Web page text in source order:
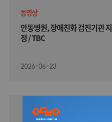
동영상
안동병원, 장애친화 검진기관 지
정 / TBC
2026-06-23
제증명발급신청